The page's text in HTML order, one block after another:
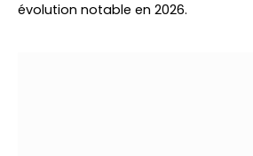
évolution notable en 2026.